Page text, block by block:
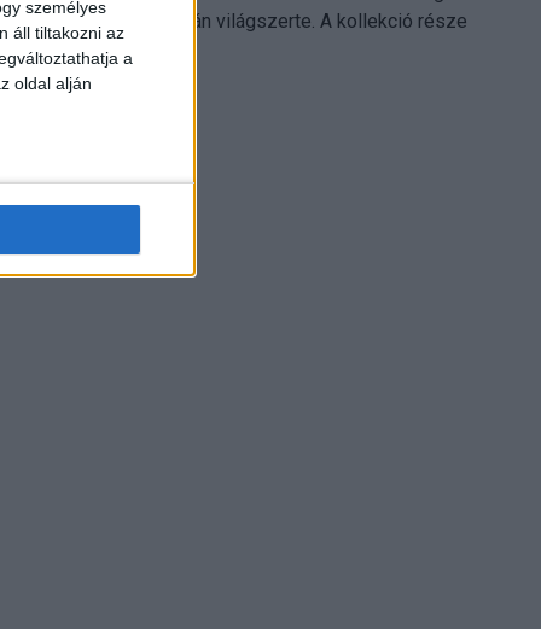
személyes
áll tiltakozni az
a
oldal alján
Electronics platformján világszerte. A kollekció része
Leonardo...